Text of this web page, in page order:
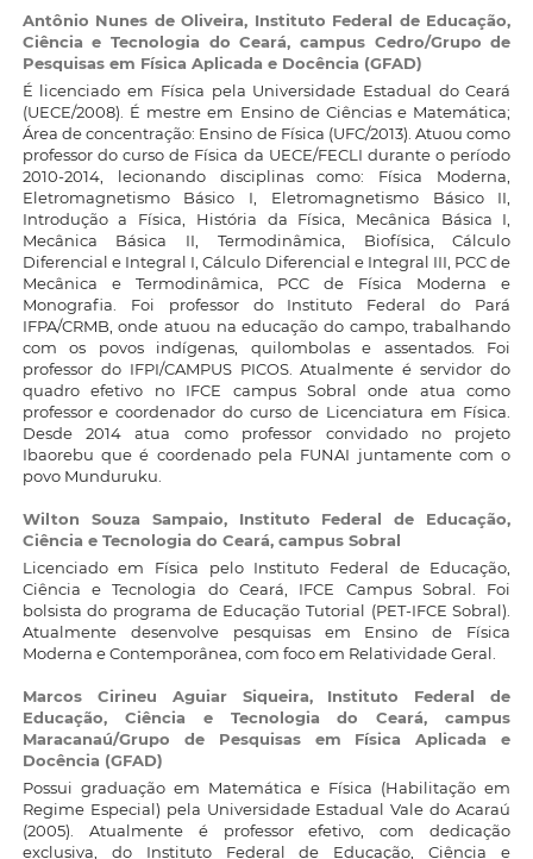
Antônio Nunes de Oliveira, Instituto Federal de Educação,
Ciência e Tecnologia do Ceará, campus Cedro/Grupo de
Pesquisas em Física Aplicada e Docência (GFAD)
É licenciado em Física pela Universidade Estadual do Ceará
(UECE/2008). É mestre em Ensino de Ciências e Matemática;
Área de concentração: Ensino de Física (UFC/2013). Atuou como
professor do curso de Física da UECE/FECLI durante o período
2010-2014, lecionando disciplinas como: Física Moderna,
Eletromagnetismo Básico I, Eletromagnetismo Básico II,
Introdução a Física, História da Física, Mecânica Básica I,
Mecânica Básica II, Termodinâmica, Biofísica, Cálculo
Diferencial e Integral I, Cálculo Diferencial e Integral III, PCC de
Mecânica e Termodinâmica, PCC de Física Moderna e
Monografia. Foi professor do Instituto Federal do Pará
IFPA/CRMB, onde atuou na educação do campo, trabalhando
com os povos indígenas, quilombolas e assentados. Foi
professor do IFPI/CAMPUS PICOS. Atualmente é servidor do
quadro efetivo no IFCE campus Sobral onde atua como
professor e coordenador do curso de Licenciatura em Física.
Desde 2014 atua como professor convidado no projeto
Ibaorebu que é coordenado pela FUNAI juntamente com o
povo Munduruku.
Wilton Souza Sampaio, Instituto Federal de Educação,
Ciência e Tecnologia do Ceará, campus Sobral
Licenciado em Física pelo Instituto Federal de Educação,
Ciência e Tecnologia do Ceará, IFCE Campus Sobral. Foi
bolsista do programa de Educação Tutorial (PET-IFCE Sobral).
Atualmente desenvolve pesquisas em Ensino de Física
Moderna e Contemporânea, com foco em Relatividade Geral.
Marcos Cirineu Aguiar Siqueira, Instituto Federal de
Educação, Ciência e Tecnologia do Ceará, campus
Maracanaú/Grupo de Pesquisas em Física Aplicada e
Docência (GFAD)
Possui graduação em Matemática e Física (Habilitação em
Regime Especial) pela Universidade Estadual Vale do Acaraú
(2005). Atualmente é professor efetivo, com dedicação
exclusiva, do Instituto Federal de Educação, Ciência e